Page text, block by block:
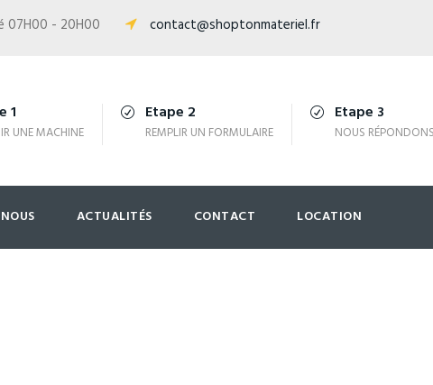
07H00 - 20H00 contact@shoptonmateriel.fr
1
UNE MACHINE
Etape 2
REMPLIR UN FORMULAIRE
Etape 3
NOUS
ACTUALITÉS CONTACT LOCATION